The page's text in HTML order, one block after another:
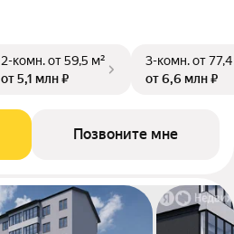
2-комн.от 59,5 м²
от 5,1 млн ₽
3-комн.от
от 6,6 млн ₽
Позвоните мне